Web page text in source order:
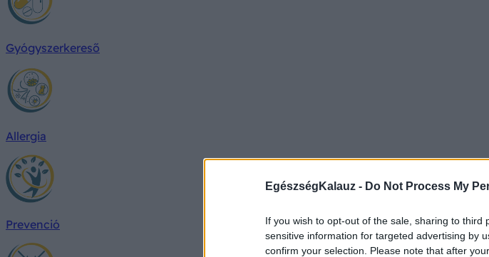
EgészségKalauz - Do Not Process My
If you wish to opt-out of the sale, sharing to
sensitive information for targeted advertising by
confirm your selection. Please note that after
Gyógyszerkereső
Allergia
Prevenció